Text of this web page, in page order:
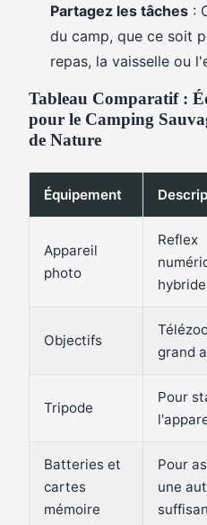
Partagez les tâches :
du camp, que ce soit
repas, la vaisselle ou
Tableau Comparatif :
pour le Camping
de Nature
Équipement
Appareil
photo
Reflex
hybride
Objectifs
grand
Tripode
Pour
Batteries et
cartes
mémoire
Pour
une